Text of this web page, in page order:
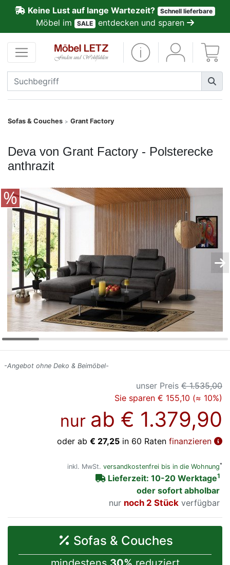
Keine Lust auf lange Wartezeit? Schnell lieferbare
Möbel im SALE entdecken und sparen
Sofas & Couches > Grant Factory
Deva von Grant Factory - Polsterecke
anthrazit
-Angebot ohne Deko & Beimöbel-
unser Preis € 1.535,00
Sie sparen € 155,10 (≈ 10%)
nur ab € 1.379,90
oder ab € 27,25 in 60 Raten finanzieren
inkl. MwSt. versandkostenfrei bis in die Wohnung*
Lieferzeit: 10-20 Werktage1
oder sofort abholbar
nur
noch 2 Stück verfügbar
Sofas & Couches
Kundenmeinungen
Anmelden
PREMIUM
Schnell
SALE
Polsterplaner
Möbel-
Konfigurator
0%
Finanzierung
Markenwelt
Letz-
Deals